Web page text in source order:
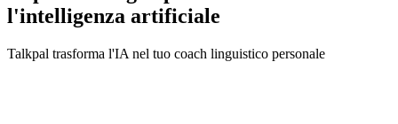
l'intelligenza artificiale
Talkpal trasforma l'IA nel tuo coach linguistico personale